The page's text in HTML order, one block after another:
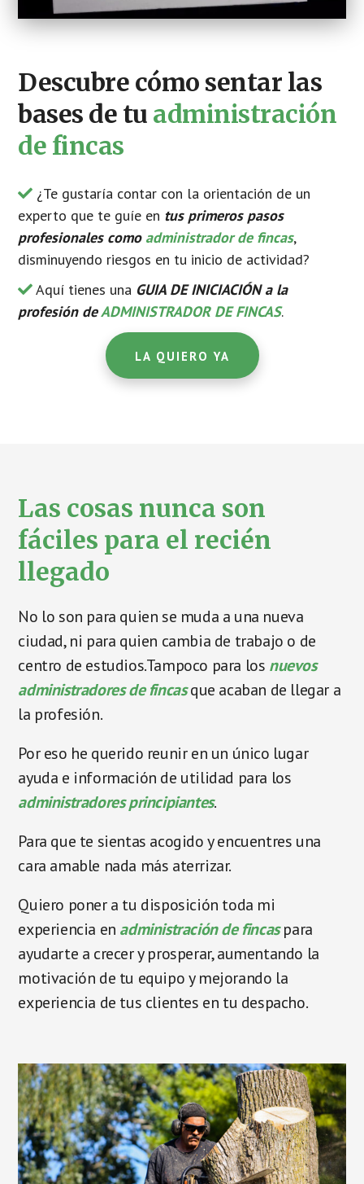
Descubre cómo sentar las
bases de tu administración
de fincas
¿Te gustaría contar con la orientación de un
experto que te guíe en tus primeros pasos
profesionales como administrador de fincas,
disminuyendo riesgos en tu inicio de actividad?
Aquí tienes una GUIA DE INICIACIÓN a la
profesión deADMINISTRADOR DE FINCAS.
LA QUIERO YA
Las cosas nunca son
fáciles para el recién
llegado
No lo son para quien se muda a una nueva
ciudad, ni para quien cambia de trabajo o de
centro de estudios.Tampoco para los nuevos
administradores de fincasque acaban de llegar a
la profesión.
Por eso he querido reunir en un único lugar
ayuda e información de utilidad para los
administradores principiantes.
Para que te sientas acogido y encuentres una
cara amable nada más aterrizar.
Quiero poner a tu disposición toda mi
experiencia en administración de fincaspara
ayudarte a crecer y prosperar, aumentando la
motivación de tu equipo y mejorando la
experiencia de tus clientes en tu despacho.